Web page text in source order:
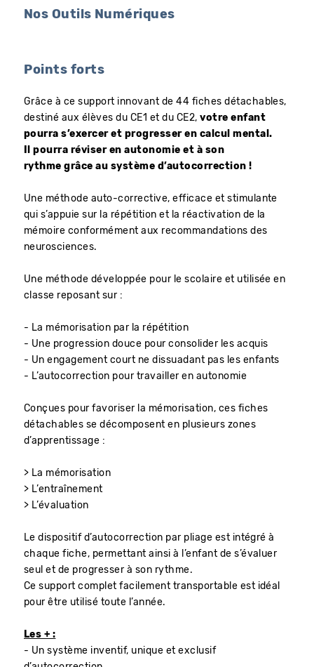
Nos Outils Numériques
Points forts
Grâce à ce support innovant de 44 fiches détachables,
destiné aux élèves du CE1 et du CE2,votre enfant
pourra s’exercer et progresser en calcul mental.
Il pourra réviser en autonomie et à son
rythme grâce au système d’autocorrection !
Une méthode auto-corrective, efficace et stimulante
qui s’appuie sur la répétition et la réactivation de la
mémoire conformément aux recommandations des
neurosciences.
Une méthode développée pour le scolaire et utilisée en
classe reposant sur :
- La mémorisation par la répétition
- Une progression douce pour consolider les acquis
- Un engagement court ne dissuadant pas les enfants
- L’autocorrection pour travailler en autonomie
Conçues pour favoriser la mémorisation, ces fiches
détachables se décomposent en plusieurs zones
d’apprentissage :
> La mémorisation
> L’entraînement
> L’évaluation
Le dispositif d’autocorrection par pliage est intégré à
chaque fiche, permettant ainsi à l’enfant de s’évaluer
seul et de progresser à son rythme.
Ce support complet facilement transportable est idéal
pour être utilisé toute l’année.
Les + :
- Un système inventif, unique et exclusif